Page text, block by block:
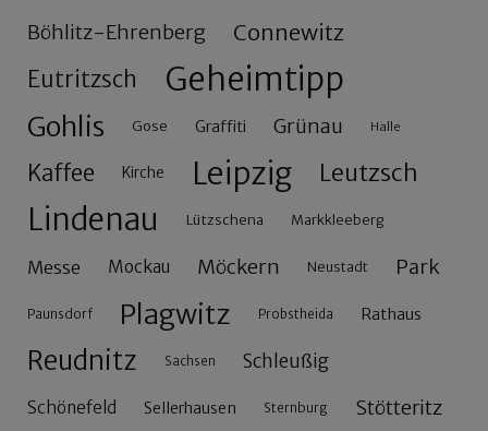
Böhlitz-Ehrenberg Connewitz
Eutritzsch Geheimtipp
Gohlis Gose Graffiti Grünau Halle
Kaffee Kirche Leipzig Leutzsch
Lindenau Lützschena Markkleeberg
Messe Mockau Möckern Neustadt Park
Paunsdorf Plagwitz Probstheida Rathaus
Reudnitz Sachsen Schleußig
Schönefeld Sellerhausen Sternburg Stötteritz